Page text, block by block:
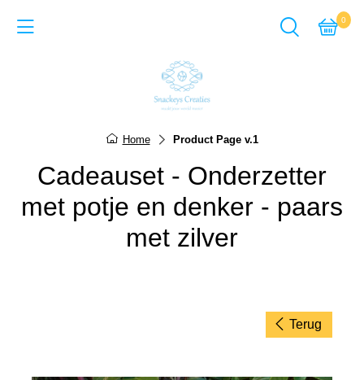
0
Items van Epoxy
Sieraden van Acrylverf
Items van Acrylverf
Home Product Page v.1
Cadeauset - Onderzetter
met potje en denker - paars
met zilver
Terug